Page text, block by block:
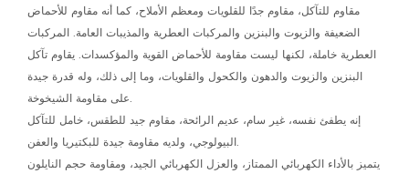
مقاوم للتآكل، مقاوم جدًا للقلويات ومعظم الأملاح، كما أنه مقاوم للأحماض
الضعيفة والزيوت والبنزين والمركبات العطرية والمذيبات العامة. المركبات
العطرية خاملة، لكنها ليست مقاومة للأحماض القوية والمؤكسدات. يقاوم تآكل
البنزين والزيوت والدهون والكحول والقلويات، وما إلى ذلك، وله قدرة جيدة
على مقاومة الشيخوخة.
إنه يطفئ نفسه، غير سام، عديم الرائحة، مقاوم جيد للطقس، خامل للتآكل
البيولوجي، ولديه مقاومة جيدة للبكتيريا والعفن.
يتميز بالأداء الكهربائي الممتاز، والعزل الكهربائي الجيد، ومقاومة حجم النايلون